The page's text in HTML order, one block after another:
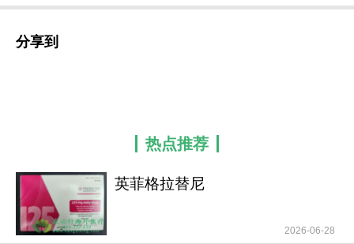
于晚期胆管癌患者而言，每一次治疗方案的调
关于英菲格拉替尼的二期多中心单组临床试验结果
管癌患者，探索英菲格拉替尼用于三线及以上治疗
的疗效——要知道，这部分患者已历经多线治疗失
败，病情进展迅猛，治疗选择极为匮乏。研究结果
分享到
热点推荐
英菲格拉替尼
2026-06-28